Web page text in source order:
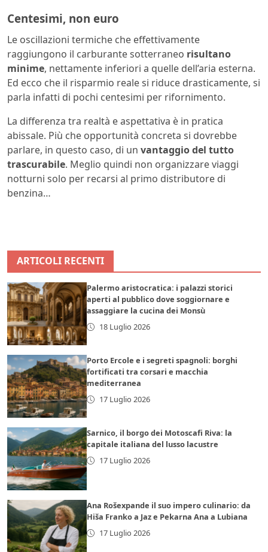
Centesimi, non euro
Le oscillazioni termiche che effettivamente
raggiungono il carburante sotterraneo risultano
minime, nettamente inferiori a quelle dell’aria esterna.
Ed ecco che il risparmio reale si riduce drasticamente, si
parla infatti di pochi centesimi per rifornimento.
La differenza tra realtà e aspettativa è in pratica
abissale. Più che opportunità concreta si dovrebbe
parlare, in questo caso, di un vantaggio del tutto
trascurabile. Meglio quindi non organizzare viaggi
notturni solo per recarsi al primo distributore di
benzina…
ARTICOLI RECENTI
Palermo aristocratica: i palazzi storici
aperti al pubblico dove soggiornare e
assaggiare la cucina dei Monsù
18 Luglio 2026
Porto Ercole e i segreti spagnoli: borghi
fortificati tra corsari e macchia
mediterranea
17 Luglio 2026
Sarnico, il borgo dei Motoscafi Riva: la
capitale italiana del lusso lacustre
17 Luglio 2026
Ana Rošexpande il suo impero culinario: da
Hiša Franko a Jaz e Pekarna Ana a Lubiana
17 Luglio 2026